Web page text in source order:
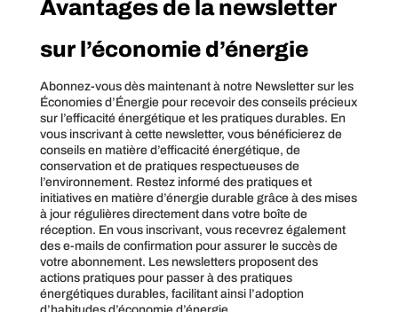
Avantages de la newsletter
sur l’économie d’énergie
Abonnez-vous dès maintenant à notre Newsletter sur les
Économies d’Énergie pour recevoir des conseils précieux
sur l’efficacité énergétique et les pratiques durables. En
vous inscrivant à cette newsletter, vous bénéficierez de
conseils en matière d’efficacité énergétique, de
conservation et de pratiques respectueuses de
l’environnement. Restez informé des pratiques et
initiatives en matière d’énergie durable grâce à des mises
à jour régulières directement dans votre boîte de
réception. En vous inscrivant, vous recevrez également
des e-mails de confirmation pour assurer le succès de
votre abonnement. Les newsletters proposent des
actions pratiques pour passer à des pratiques
énergétiques durables, facilitant ainsi l’adoption